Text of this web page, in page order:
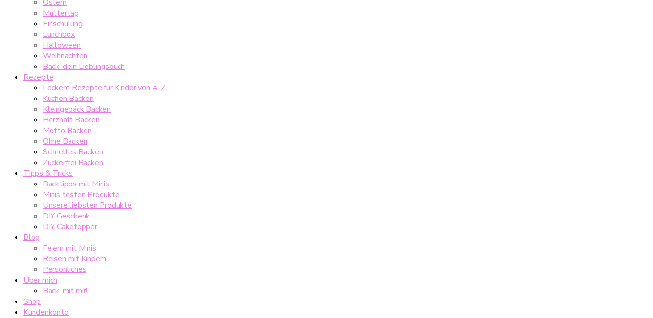
Ostern
Muttertag
Einschulung
Lunchbox
Halloween
Weihnachten
Back‘ dein Lieblingsbuch
Rezepte
Leckere Rezepte für Kinder von A-Z
Kuchen Backen
Kleingebäck Backen
Herzhaft Backen
Motto Backen
Ohne Backen
Schnelles Backen
Zuckerfrei Backen
Tipps & Tricks
Backtipps mit Minis
Minis testen Produkte
Unsere liebsten Produkte
DIY Geschenk
DIY Caketopper
Blog
Feiern mit Minis
Reisen mit Kindern
Persönliches
Über mich
Back’ mit mir!
Shop
Kundenkonto